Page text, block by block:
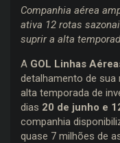
Companhia aérea
ativa 12 rotas
suprir a alta
A GOL Linhas
detalhamento de sua
alta temporada de
dias 20 de junho e
companhia
quase 7 milhões de